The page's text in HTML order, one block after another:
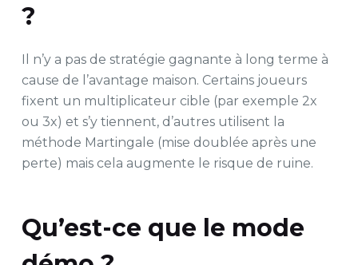
?
Il n’y a pas de stratégie gagnante à long terme à
cause de l’avantage maison. Certains joueurs
fixent un multiplicateur cible (par exemple 2x
ou 3x) et s’y tiennent, d’autres utilisent la
méthode Martingale (mise doublée après une
perte) mais cela augmente le risque de ruine.
Qu’est-ce que le mode